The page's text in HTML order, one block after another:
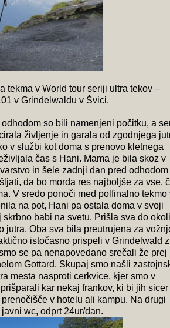
tekma v World tour seriji ultra tekov –
v Grindelwaldu v Švici.
so bili namenjeni počitku, a
življenje in garala od zgodnjega
v službi kot doma s prenovo kletnega
čas s Hani. Mama je bila skoz v
in šele zadnji dan pred odhodom
da bo morda res najboljše za vse,
V sredo ponoči med polfinalno tekmo
na pot, Hani pa ostala doma v svoji
babi na svetu. Prišla sva do
jutra. Oba sva bila preutrujena za
istočasno prispeli v Grindelwald z
se pa nenapovedano srečali že prej
Gottard. Skupaj smo našli
mesta nasproti cerkvice, kjer smo v
kar nekaj frankov, ki bi jih sicer
v hotelu ali kampu. Na drugi
wc, odprt 24ur/dan.